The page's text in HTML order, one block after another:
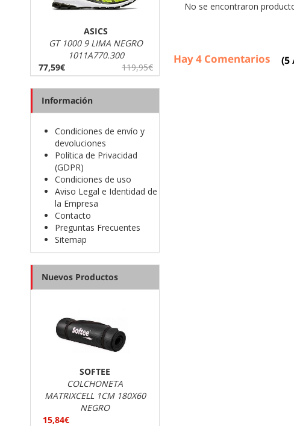
No se encontraron
Hay4 Comentarios (5
ASICS
GT 1000 9 LIMA NEGRO
1011A770.300
77,59€
119,95€
Información
Condiciones de envío y
devoluciones
Política de Privacidad
(GDPR)
Condiciones de uso
Aviso Legal e Identidad de
la Empresa
Contacto
Preguntas Frecuentes
Sitemap
Nuevos Productos
SOFTEE
COLCHONETA
MATRIXCELL 1CM 180X60
NEGRO
15,84€